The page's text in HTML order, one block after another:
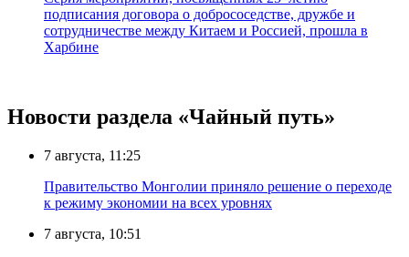
подписания договора о добрососедстве, дружбе и
сотрудничестве между Китаем и Россией, прошла в
Харбине
Новости раздела «Чайный путь»
7 августа, 11:25
Правительство Монголии приняло решение о переходе
к режиму экономии на всех уровнях
7 августа, 10:51